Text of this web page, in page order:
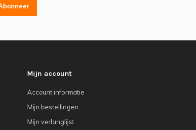
Mijn account
Account informatie
Mijn bestellingen
Mijn verlanglijst